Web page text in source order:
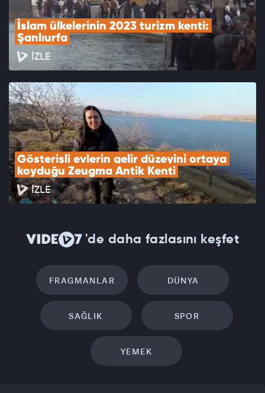
İslam ülkelerinin 2023 turizm kenti:
Şanlıurfa
İZLE
Gösterişli evlerin gelir düzeyini ortaya
koyduğu Zeugma Antik Kenti
İZLE
'de daha fazlasını keşfet
FRAGMANLAR DÜNYA
SAĞLIK SPOR
YEMEK